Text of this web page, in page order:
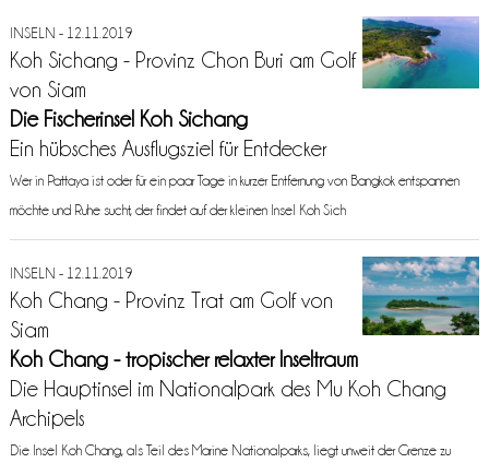
INSELN - 12.11.2019
Koh Sichang - Provinz Chon Buri am Golf
von Siam
Die Fischerinsel Koh Sichang
Ein hübsches Ausflugsziel für Entdecker
Wer in Pattaya ist oder für ein paar Tage in kurzer Entfernung von Bangkok entspannen
möchte und Ruhe sucht, der findet auf der kleinen Insel Koh Sich
INSELN - 12.11.2019
Koh Chang - Provinz Trat am Golf von
Siam
Koh Chang - tropischer relaxter Inseltraum
Die Hauptinsel im Nationalpark des Mu Koh Chang
Archipels
Die Insel Koh Chang, als Teil des Marine Nationalparks, liegt unweit der Grenze zu